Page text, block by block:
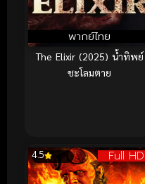
พากย์ไทย
The Elixir (2025) น้ำทิพย์
ชะโลมตาย
Full HD
4.5